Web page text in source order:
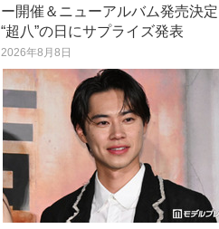
ー開催＆ニューアルバム発売決定
“超八”の日にサプライズ発表
2026年8月8日